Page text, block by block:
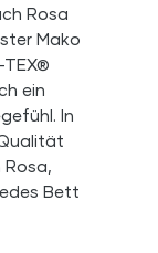
Rosa
Mako
ein
In
Bett